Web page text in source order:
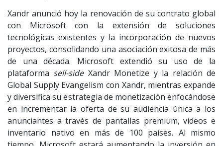
Xandr anunció hoy la renovación de su contrato global
con Microsoft con la extensión de soluciones
tecnológicas existentes y la incorporación de nuevos
proyectos, consolidando una asociación exitosa de más
de una década. Microsoft extendió su uso de la
plataforma sell-sideXandr Monetize y la relación de
Global Supply Evangelism con Xandr, mientras expande
y diversifica su estrategia de monetización enfocándose
en incrementar la oferta de su audiencia única a los
anunciantes a través de pantallas premium, videos e
inventario nativo en más de 100 países. Al mismo